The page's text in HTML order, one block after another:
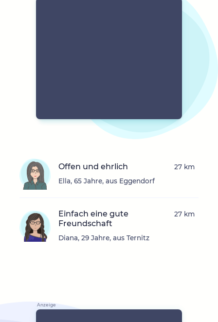
Offen und ehrlich
Ella, 65 Jahre, aus Eggendorf
27 km
Einfach eine gute
Freundschaft
Diana, 29 Jahre, aus Ternitz
27 km